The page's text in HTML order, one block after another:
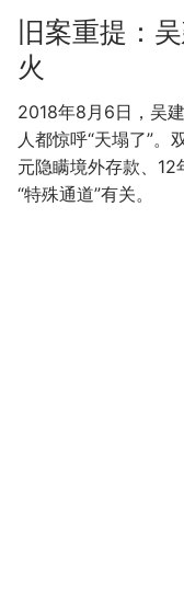
旧案重提：
火
2018年8月6日，吴
人都惊呼“天塌了”
元隐瞒境外存款、
“特殊通道”有关。